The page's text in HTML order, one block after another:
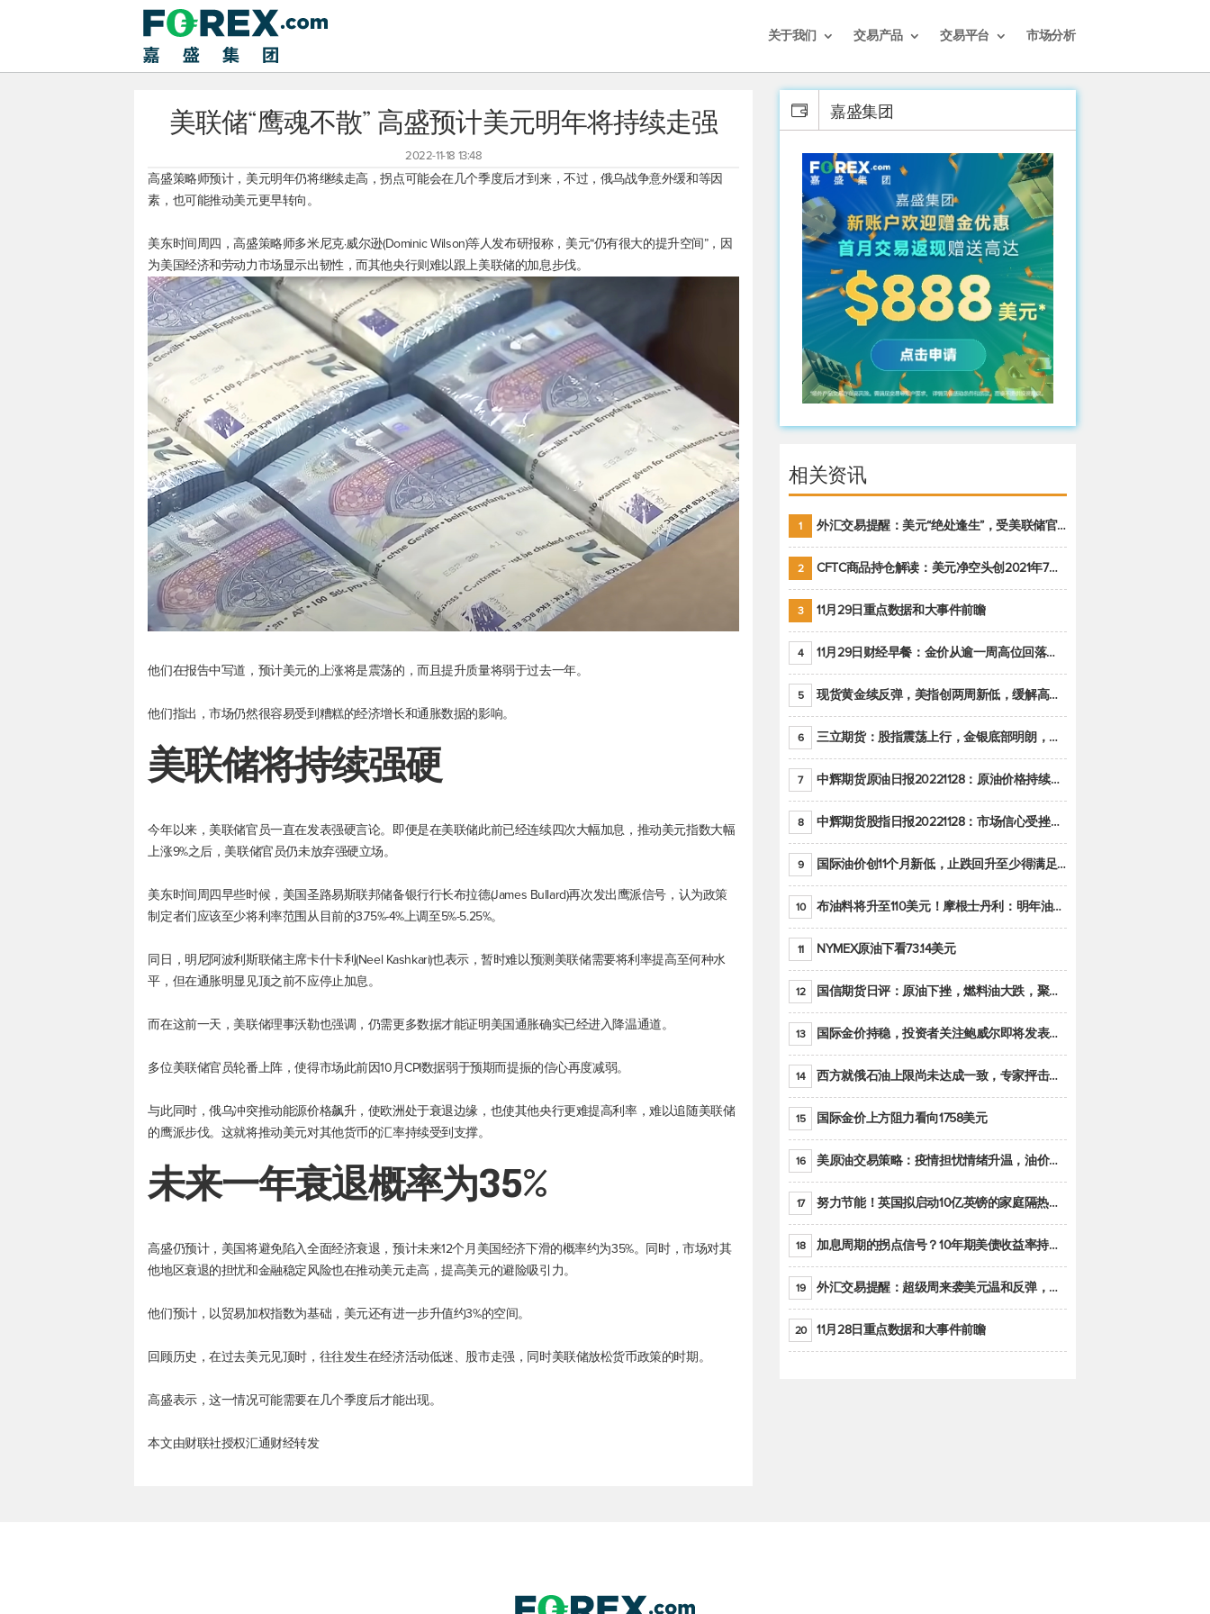
关于我们 交易产品 交易平台 市场分析
美联储“鹰魂不散” 高盛预计美元明年将持续走强
2022-11-18 13:48
高盛策略师预计，美元明年仍将继续走高，拐点可能会在几个季度后才到来，不过，俄乌战争意外缓和等因
素，也可能推动美元更早转向。
美东时间周四，高盛策略师多米尼克·威尔逊(Dominic Wilson)等人发布研报称，美元“仍有很大的提升空间”，因
为美国经济和劳动力市场显示出韧性，而其他央行则难以跟上美联储的加息步伐。
他们在报告中写道，预计美元的上涨将是震荡的，而且提升质量将弱于过去一年。
他们指出，市场仍然很容易受到糟糕的经济增长和通胀数据的影响。
美联储将持续强硬
今年以来，美联储官员一直在发表强硬言论。即便是在美联储此前已经连续四次大幅加息，推动美元指数大幅
上涨9%之后，美联储官员仍未放弃强硬立场。
美东时间周四早些时候，美国圣路易斯联邦储备银行行长布拉德(James Bullard)再次发出鹰派信号，认为政策
制定者们应该至少将利率范围从目前的3.75%-4%上调至5%-5.25%。
同日，明尼阿波利斯联储主席卡什卡利(Neel Kashkari)也表示，暂时难以预测美联储需要将利率提高至何种水
平，但在通胀明显见顶之前不应停止加息。
而在这前一天，美联储理事沃勒也强调，仍需更多数据才能证明美国通胀确实已经进入降温通道。
多位美联储官员轮番上阵，使得市场此前因10月CPI数据弱于预期而提振的信心再度减弱。
与此同时，俄乌冲突推动能源价格飙升，使欧洲处于衰退边缘，也使其他央行更难提高利率，难以追随美联储
的鹰派步伐。这就将推动美元对其他货币的汇率持续受到支撑。
未来一年衰退概率为35%
高盛仍预计，美国将避免陷入全面经济衰退，预计未来12个月美国经济下滑的概率约为35%。同时，市场对其
他地区衰退的担忧和金融稳定风险也在推动美元走高，提高美元的避险吸引力。
他们预计，以贸易加权指数为基础，美元还有进一步升值约3%的空间。
回顾历史，在过去美元见顶时，往往发生在经济活动低迷、股市走强，同时美联储放松货币政策的时期。
高盛表示，这一情况可能需要在几个季度后才能出现。
本文由财联社授权汇通财经转发
嘉盛集团
相关资讯
1 外汇交易提醒：美元“绝处逢生”，受美联储官员鹰派讲话支撑
2 CFTC商品持仓解读：美元净空头创2021年7月以来最大，黄金期货投机性净多头头寸减少
3 11月29日重点数据和大事件前瞻
4 11月29日财经早餐：金价从逾一周高位回落，美联储官员重申鹰派立场推动美元回升
5 现货黄金续反弹，美指创两周新低，缓解高通胀美国须治本
6 三立期货：股指震荡上行，金银底部明朗，原油偏弱走势(20221128收评)
7 中辉期货原油日报20221128：原油价格持续下降，市场关注OPEC+新一轮产能政策
8 中辉期货股指日报20221128：市场信心受挫，股指全线回调
9 国际油价创11个月新低，止跌回升至少得满足二大条件之一
10 布油料将升至110美元！摩根士丹利：明年油市面临七大不确定性
11 NYMEX原油下看73.14美元
12 国信期货日评：原油下挫，燃料油大跌，聚烯烃谨慎回调
13 国际金价持稳，投资者关注鲍威尔即将发表的讲话
14 西方就俄石油上限尚未达成一致，专家抨击限价是无用功
15 国际金价上方阻力看向1758美元
16 美原油交易策略：疫情担忧情绪升温，油价跌创年内新低
17 努力节能！英国拟启动10亿英镑的家庭隔热工程 减少能源消耗
18 加息周期的拐点信号？10年期美债收益率持续低于联邦基金利率目标区间
19 外汇交易提醒：超级周来袭美元温和反弹，警惕筑底可能性
20 11月28日重点数据和大事件前瞻